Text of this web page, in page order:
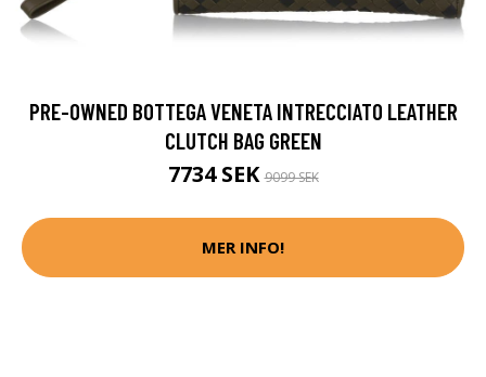
PRE-OWNED BOTTEGA VENETA INTRECCIATO LEATHER
CLUTCH BAG GREEN
7734 SEK9099 SEK
MER INFO!